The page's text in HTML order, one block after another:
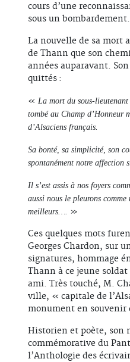
cours d’une
sous un bombardement.
La nouvelle de sa mort
de Thann que son
années auparavant.
quittés :
« La mort du sous-
tombé au Champ d’Honneur
d’Alsaciens français.
Sa bonté, sa simplicité, son
spontanément notre affection
Il s’est assis à nos foyers
aussi nous le pleurons comme
meilleurs…. »
Ces quelques mots
Georges Chardon, sur
signatures, hommage
Thann à ce jeune
ami. Très touché, M.
ville, « capitale de
monument en souvenir
Historien et poète, son
commémorative du
l’Anthologie des